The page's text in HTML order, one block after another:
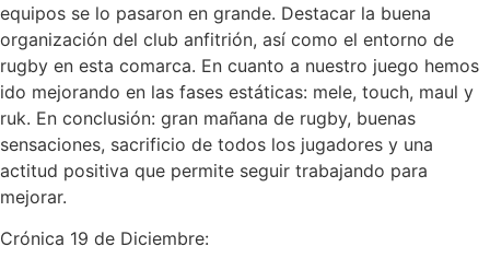
equipos se lo pasaron en grande. Destacar la buena
organización del club anfitrión, así como el entorno de
rugby en esta comarca. En cuanto a nuestro juego hemos
ido mejorando en las fases estáticas: mele, touch, maul y
ruk. En conclusión: gran mañana de rugby, buenas
sensaciones, sacrificio de todos los jugadores y una
actitud positiva que permite seguir trabajando para
mejorar.
Crónica 19 de Diciembre: